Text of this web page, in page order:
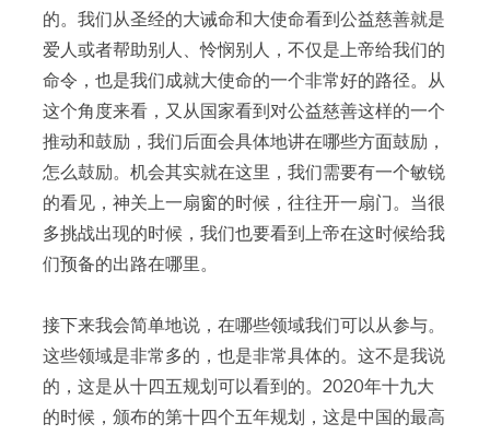
的。我们从圣经的大诫命和大使命看到公益慈善就是
爱人或者帮助别人、怜悯别人，不仅是上帝给我们的
命令，也是我们成就大使命的一个非常好的路径。从
这个角度来看，又从国家看到对公益慈善这样的一个
推动和鼓励，我们后面会具体地讲在哪些方面鼓励，
怎么鼓励。机会其实就在这里，我们需要有一个敏锐
的看见，神关上一扇窗的时候，往往开一扇门。当很
多挑战出现的时候，我们也要看到上帝在这时候给我
们预备的出路在哪里。
接下来我会简单地说，在哪些领域我们可以从参与。
这些领域是非常多的，也是非常具体的。这不是我说
的，这是从十四五规划可以看到的。2020年十九大
的时候，颁布的第十四个五年规划，这是中国的最高